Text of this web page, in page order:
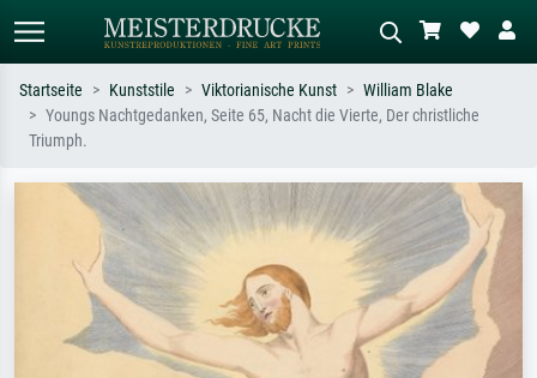
oder Stilen – z.B. Monet,
Sternennacht, Impressionismus, Welle
Wiese, Abstrakt mit viel Rot, Dunkles
Ölgemälde, Stehender Akt neben einem
Startseite Kunststile Viktorianische Kunst
William Blake
Youngs Nachtgedanken, Seite 65, Nacht die Vierte, Der christliche
Triumph.